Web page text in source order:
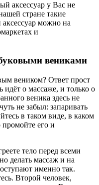
аксессуар у Вас не
стране такие
можно на
и
вениками
веником? Ответ прост
о массаже, и только о
веника здесь не
не забыл: запаривать
в таком виде, в каком
его и
тело перед всеми
делать массаж и на
именно так.
Второй человек,